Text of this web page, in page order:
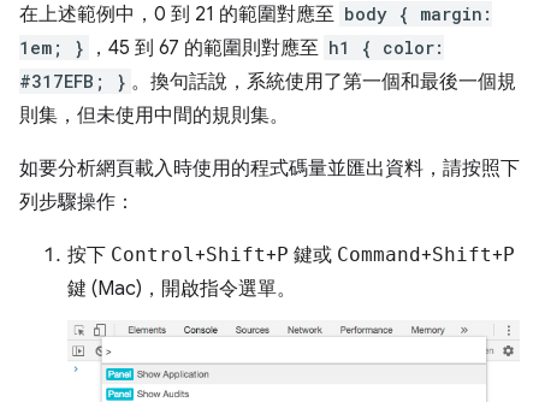
在上述範例中，0 到 21 的範圍對應至 body { margin:
1em; }
，45 到 67 的範圍則對應至 h1 { color:
#317EFB; } 。換句話說，系統使用了第一個和最後一個規
則集，但未使用中間的規則集。
如要分析網頁載入時使用的程式碼量並匯出資料，請按照下
列步驟操作：
按下 Control +Shift+P 鍵或 Command+Shift+P
鍵 (Mac)，開啟指令選單。